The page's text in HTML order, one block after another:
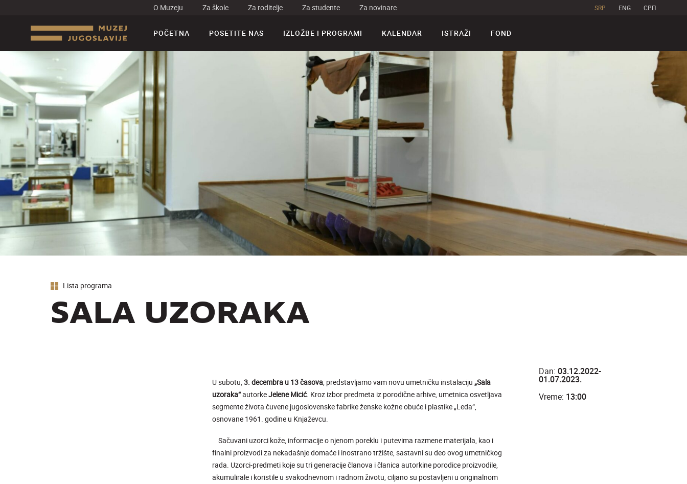
O Muzeju Za škole Za roditelje Za studente Za novinare SRP ENG CPП
POČETNA POSETITE NAS IZLOŽBE I PROGRAMI KALENDAR ISTRAŽI FOND
Lista programa
SALA UZORAKA
U subotu,3. decembra u 13 časova, predstavljamo vam novu umetničku instalaciju„Sala
uzoraka“autorkeJelene Micić. Kroz izbor predmeta iz porodične arhive, umetnica osvetljava
segmente života čuvene jugoslovenske fabrike ženske kožne obuće i plastike „Leda“,
osnovane 1961. godine u Knjaževcu.
Sačuvani uzorci kože, informacije o njenom poreklu i putevima razmene materijala, kao i
finalni proizvodi za nekadašnje domaće i inostrano tržište, sastavni su deo ovog umetničkog
rada. Uzorci-predmeti koje su tri generacije članova i članica autorkine porodice proizvodile,
akumulirale i koristile u svakodnevnom i radnom životu, ciljano su postavljeni u originalnom
Dan:03.12.2022-
01.07.2023.
Vreme: 13:00